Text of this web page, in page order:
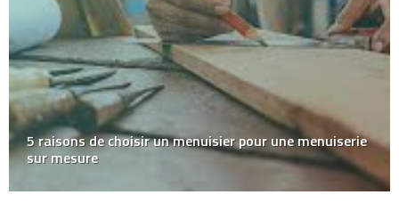
5 raisons de choisir un menuisier pour une menuiserie
sur mesure